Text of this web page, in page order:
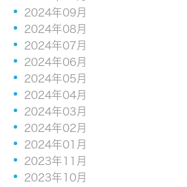
2024年09月
2024年08月
2024年07月
2024年06月
2024年05月
2024年04月
2024年03月
2024年02月
2024年01月
2023年11月
2023年10月